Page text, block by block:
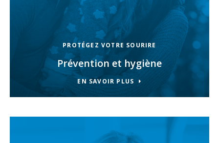
PROTÉGEZ VOTRE SOURIRE
Prévention et hygiène
EN SAVOIR PLUS